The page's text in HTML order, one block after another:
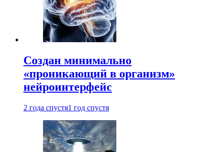
Создан минимально
«проникающий в организм»
нейроинтерфейс
2 года спустя1 год спустя